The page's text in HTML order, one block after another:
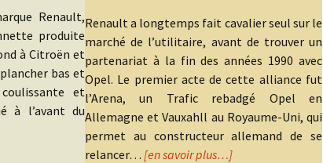
Renault,
produite
à Citroën et
bas et
et
à l’avant du
Renault a longtemps fait cavalier seul sur le
marché de l’utilitaire, avant de trouver un
partenariat à la fin des années 1990 avec
Opel. Le premier acte de cette alliance fut
l’Arena, un Trafic rebadgé Opel en
Allemagne et Vauxahll au Royaume-Uni, qui
permet au constructeur allemand de se
relancer… [en savoir plus…]